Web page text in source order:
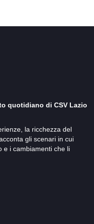
quotidiano di CSV Lazio
la ricchezza del
gli scenari in cui
e i cambiamenti che li